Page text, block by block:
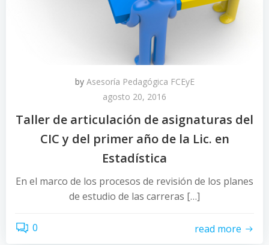
by Asesoría Pedagógica FCEyE
agosto 20, 2016
Taller de articulación de asignaturas del
CIC y del primer año de la Lic. en
Estadística
En el marco de los procesos de revisión de los planes
de estudio de las carreras […]
0 read more